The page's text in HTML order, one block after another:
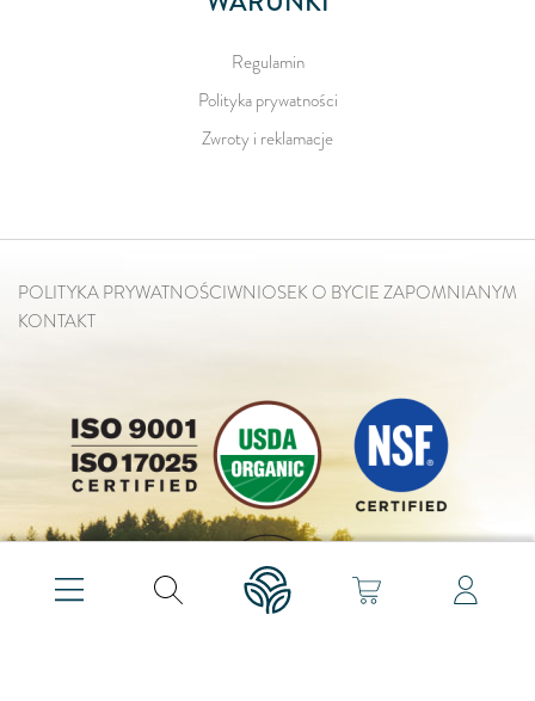
Regulamin
Polityka prywatności
Zwroty i reklamacje
POLITYKA PRYWATNOŚCIWNIOSEK O BYCIE ZAPOMNIANYM
KONTAKT